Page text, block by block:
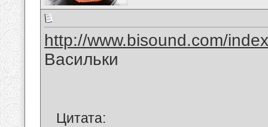
http://www.bisound.com/
Васильки
Цитата: